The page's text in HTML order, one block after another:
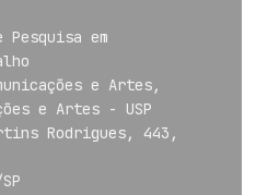
Pesquisa em
e Artes,
e Artes - USP
Rodrigues, 443,